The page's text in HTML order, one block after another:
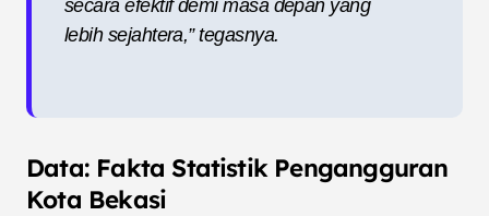
secara efektif demi masa depan yang
lebih sejahtera,” tegasnya.
Data: Fakta Statistik Pengangguran
Kota Bekasi